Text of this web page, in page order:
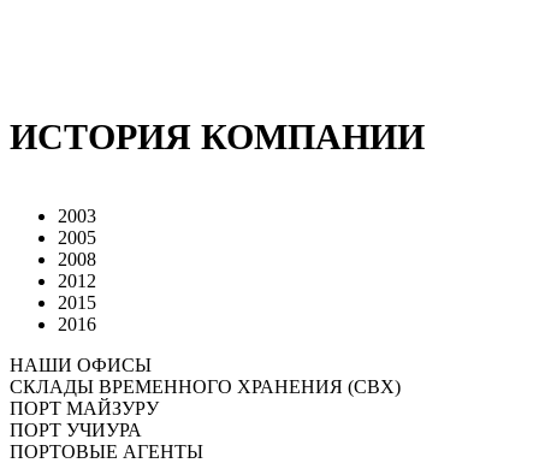
ИСТОРИЯ КОМПАНИИ
2003
2005
2008
2012
2015
2016
НАШИ ОФИСЫ
СКЛАДЫ ВРЕМЕННОГО ХРАНЕНИЯ (СВХ)
ПОРТ МАЙЗУРУ
ПОРТ УЧИУРА
ПОРТОВЫЕ АГЕНТЫ